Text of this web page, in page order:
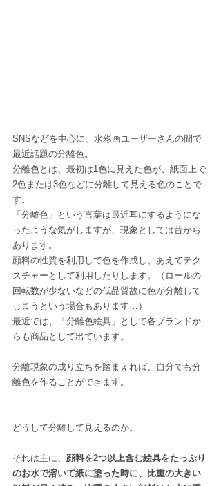
SNSなどを中心に、水彩画ユーザーさんの間で
最近話題の分離色。
分離色とは、最初は1色に見えた色が、紙面上で
2色または3色などに分離して見える色のことで
す。
「分離色」という言葉は最近耳にするようにな
ったような気がしますが、現象としては昔から
あります。
顔料の性質を利用して色を作成し、あえてテク
スチャーとして利用したりします。（ロールの
回転数が少ないなどの低品質故に色が分離して
しまうという場合もあります…）
最近では、「分離色絵具」として各ブランドか
らも商品として出ています。
分離現象の成り立ちを踏まえれば、自分でも分
離色を作ることができます。
どうして分離して見えるのか。
それは主に、 顔料を2つ以上含む絵具をたっぷり
のお水で溶いて紙に塗った時に、比重の大きい